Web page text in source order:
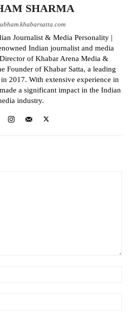
SHARMA
Journalist & Media Personality |
Indian journalist and media
of Khabar Arena Media &
Founder of Khabar Satta, a leading
2017. With extensive experience in
a significant impact in the Indian
industry.